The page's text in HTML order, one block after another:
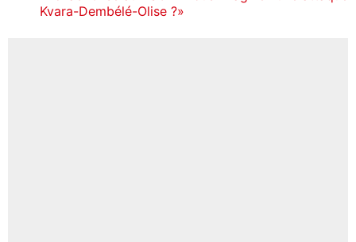
Kvara-Dembélé-Olise ?»